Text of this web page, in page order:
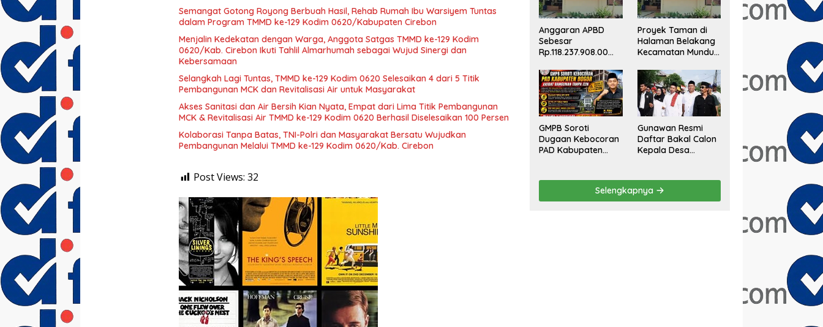
Semangat Gotong Royong Berbuah Hasil, Rehab Rumah Ibu Warsiyem Tuntas
dalam Program TMMD ke-129 Kodim 0620/Kabupaten Cirebon
Menjalin Kedekatan dengan Warga, Anggota Satgas TMMD ke-129 Kodim
0620/Kab. Cirebon Ikuti Tahlil Almarhumah sebagai Wujud Sinergi dan
Kebersamaan
Selangkah Lagi Tuntas, TMMD ke-129 Kodim 0620 Selesaikan 4 dari 5 Titik
Pembangunan MCK dan Revitalisasi Air untuk Masyarakat
Akses Sanitasi dan Air Bersih Kian Nyata, Empat dari Lima Titik Pembangunan
MCK & Revitalisasi Air TMMD ke-129 Kodim 0620 Berhasil Diselesaikan 100 Persen
Kolaborasi Tanpa Batas, TNI-Polri dan Masyarakat Bersatu Wujudkan
Pembangunan Melalui TMMD ke-129 Kodim 0620/Kab. Cirebon
Post Views: 32
Anggaran APBD
Sebesar
Rp.118.237.908.00
Kemewahan yang
Tak Masuk Akal,
Harus
Dipertanggungjawa
bkan Secara
Terbuka!
Proyek Taman di
Halaman Belakang
Kecamatan Mundu:
Terlihat, Informasi
Tak Tersedia
GMPB Soroti
Dugaan Kebocoran
PAD Kabupaten
Pengawasan
Bangunan Tak
Berizin
Gunawan Resmi
Daftar Bakal Calon
Kepala Desa
Ratusan Pendukung
ke Meja Panitia
Selengkapnya